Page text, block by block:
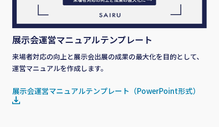
展示会運営マニュアルテンプレート
来場者対応の向上と展示会出展の成果の最大化を目的として、
運営マニュアルを作成します。
展示会運営マニュアルテンプレート（PowerPoint形式）